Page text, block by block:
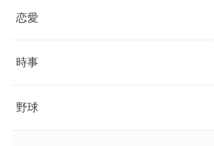
恋愛
時事
野球